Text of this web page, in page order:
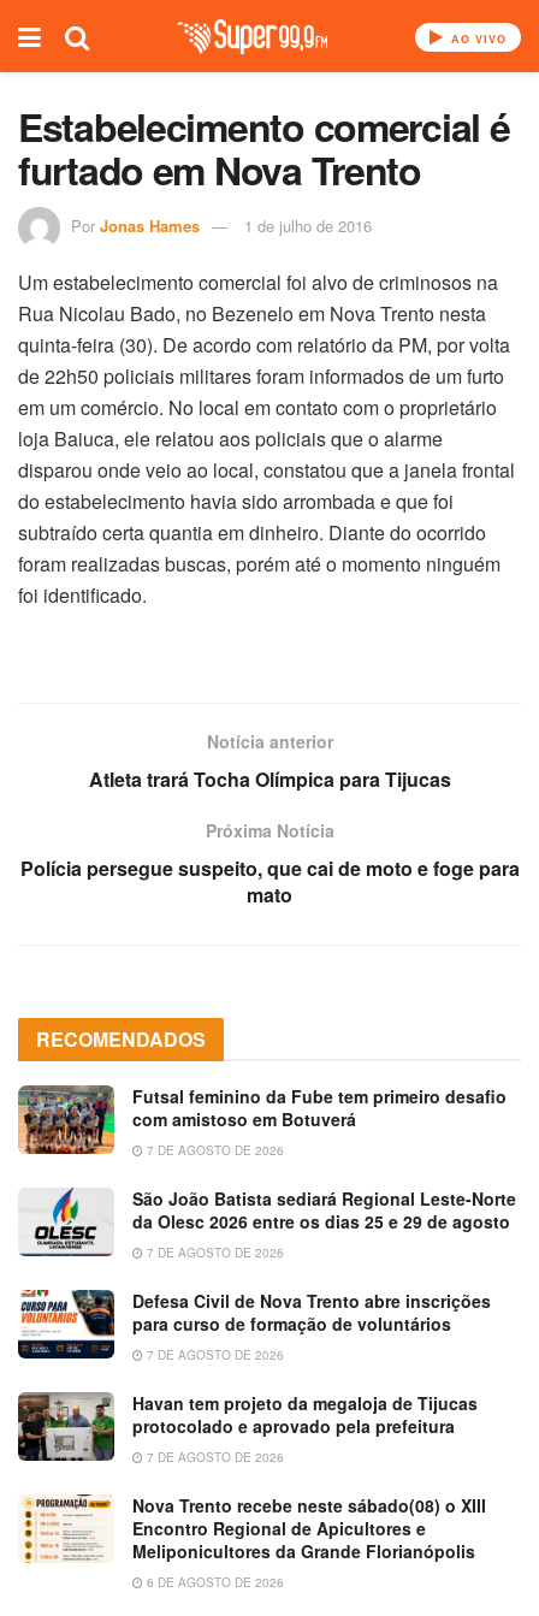
AO VIVO
Estabelecimento comercial é
furtado em Nova Trento
Por Jonas Hames 1 de julho de 2016
Um estabelecimento comercial foi alvo de criminosos na
Rua Nicolau Bado, no Bezenelo em Nova Trento nesta
quinta-feira (30). De acordo com relatório da PM, por volta
de 22h50 policiais militares foram informados de um furto
em um comércio. No local em contato com o proprietário
loja Baiuca, ele relatou aos policiais que o alarme
disparou onde veio ao local, constatou que a janela frontal
do estabelecimento havia sido arrombada e que foi
subtraído certa quantia em dinheiro. Diante do ocorrido
foram realizadas buscas, porém até o momento ninguém
foi identificado.
Notícia anterior
Atleta trará Tocha Olímpica para Tijucas
Próxima Notícia
Polícia persegue suspeito, que cai de moto e foge para
mato
RECOMENDADOS
Futsal feminino da Fube tem primeiro desafio
com amistoso em Botuverá
7 DE AGOSTO DE 2026
São João Batista sediará Regional Leste-Norte
da Olesc 2026 entre os dias 25 e 29 de agosto
7 DE AGOSTO DE 2026
Defesa Civil de Nova Trento abre inscrições
para curso de formação de voluntários
7 DE AGOSTO DE 2026
Havan tem projeto da megaloja de Tijucas
protocolado e aprovado pela prefeitura
7 DE AGOSTO DE 2026
Nova Trento recebe neste sábado(08) o XIII
Encontro Regional de Apicultores e
Meliponicultores da Grande Florianópolis
6 DE AGOSTO DE 2026